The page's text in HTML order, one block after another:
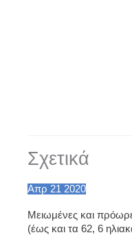
Σχετικά
Απρ 21 2020
Mειωμένες και
(έως και τα 62, 6